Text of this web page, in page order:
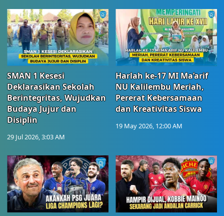
SMAN 1 Kesesi
Deklarasikan Sekolah
Berintegritas, Wujudkan
Budaya Jujur dan
Disiplin
29 Jul 2026, 3:03 AM
Harlah ke-17 MI Ma’arif
NU Kalilembu Meriah,
Pererat Kebersamaan
dan Kreativitas Siswa
19 May 2026, 12:00 AM